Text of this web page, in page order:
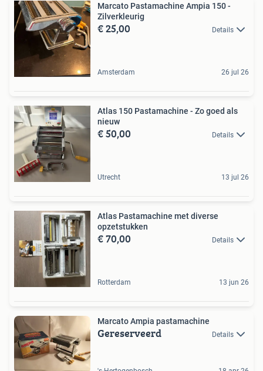
Marcato Pastamachine Ampia 150 -
Zilverkleurig
€ 25,00 Details
Amsterdam 26 jul 26
Atlas 150 Pastamachine - Zo goed als
nieuw
€ 50,00 Details
Utrecht 13 jul 26
Atlas Pastamachine met diverse
opzetstukken
€ 70,00 Details
Rotterdam 13 jun 26
Marcato Ampia pastamachine
Gereserveerd Details